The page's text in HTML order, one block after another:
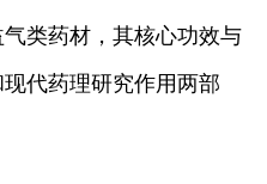
类药材，其核心功效与
代药理研究作用两部